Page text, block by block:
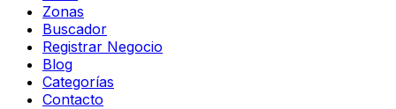
Zonas
Buscador
Registrar Negocio
Blog
Categorías
Contacto